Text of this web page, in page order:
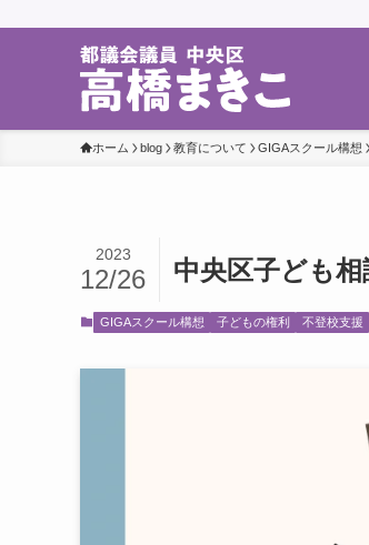
ホーム blog 教育について GIGAスクール構想
中央区子ども
2023
12/26
GIGAスクール構想 子どもの権利 不登校支援